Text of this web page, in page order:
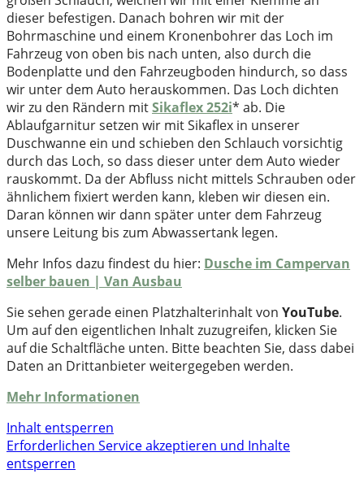
dieser befestigen. Danach bohren wir mit der
Bohrmaschine und einem Kronenbohrer das Loch im
Fahrzeug von oben bis nach unten, also durch die
Bodenplatte und den Fahrzeugboden hindurch, so dass
wir unter dem Auto herauskommen. Das Loch dichten
wir zu den Rändern mitSikaflex 252i* ab. Die
Ablaufgarnitur setzen wir mit Sikaflex in unserer
Duschwanne ein und schieben den Schlauch vorsichtig
durch das Loch, so dass dieser unter dem Auto wieder
rauskommt. Da der Abfluss nicht mittels Schrauben oder
ähnlichem fixiert werden kann, kleben wir diesen ein.
Daran können wir dann später unter dem Fahrzeug
unsere Leitung bis zum Abwassertank legen.
Mehr Infos dazu findest du hier: Dusche im Campervan
selber bauen | Van Ausbau
Sie sehen gerade einen Platzhalterinhalt von YouTube.
Um auf den eigentlichen Inhalt zuzugreifen, klicken Sie
auf die Schaltfläche unten. Bitte beachten Sie, dass dabei
Daten an Drittanbieter weitergegeben werden.
Mehr Informationen
Inhalt entsperren
Erforderlichen Service akzeptieren und Inhalte
entsperren